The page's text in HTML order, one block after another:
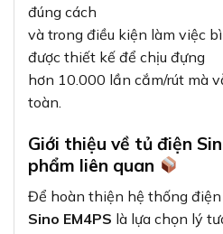
đúng cách
và trong điều kiện làm việc
được thiết kế để chịu đựng
hơn 10.000 lần cắm/rút mà
toàn.
Giới thiệu về tủ điện
phẩm liên quan
Để hoàn thiện hệ thống điện
Sino EM4PS là lựa chọn lý